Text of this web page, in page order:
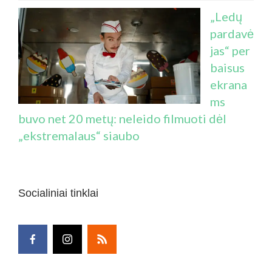
„Ledų
pardavė
jas“ per
baisus
ekrana
ms
buvo net 20 metų: neleido filmuoti dėl
„ekstremalaus“ siaubo
Socialiniai tinklai